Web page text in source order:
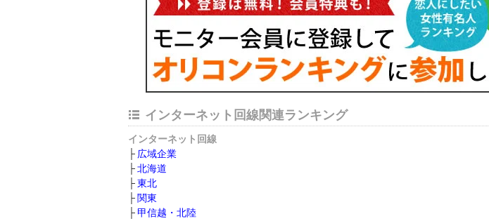
インターネット回線関連ランキング
インターネット回線
広域企業
北海道
東北
関東
甲信越・北陸